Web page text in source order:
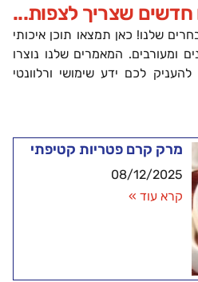
חדשים שצריך לצפות...
שלנו! כאן תמצאו תוכן איכותי
ומעורבים. המאמרים שלנו נוצרו
לכם ידע שימושי ורלוונטי
מרק קרם פטריות קטיפתי
08/12/2025
קרא עוד »